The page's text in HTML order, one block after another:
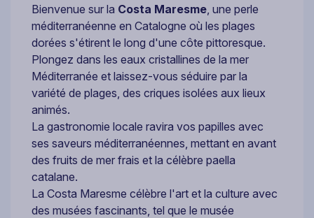
Bienvenue sur la Costa Maresme , une perle
méditerranéenne en Catalogne où les plages
dorées s'étirent le long d'une côte pittoresque.
Plongez dans les eaux cristallines de la mer
Méditerranée et laissez-vous séduire par la
variété de plages, des criques isolées aux lieux
animés.
La gastronomie locale ravira vos papilles avec
ses saveurs méditerranéennes, mettant en avant
des fruits de mer frais et la célèbre paella
catalane.
La Costa Maresme célèbre l'art et la culture avec
des musées fascinants, tel que le musée